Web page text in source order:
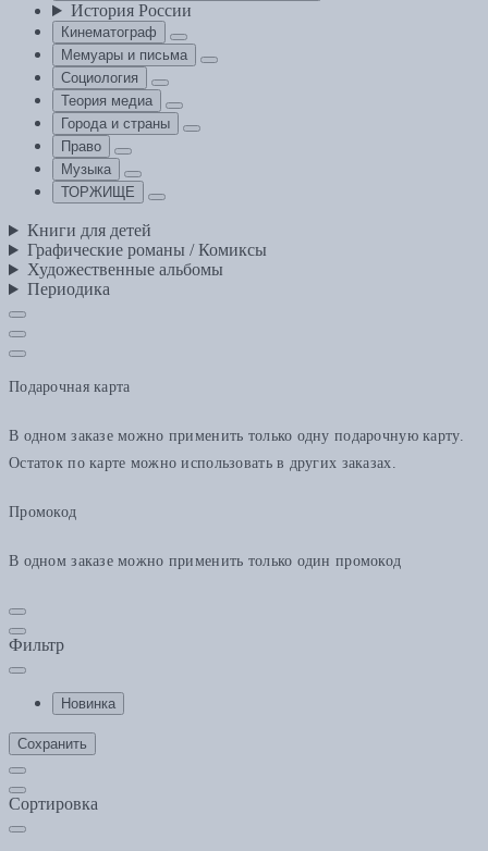
История России
Кинематограф
Мемуары и письма
Социология
Теория медиа
Города и страны
Право
Музыка
ТОРЖИЩЕ
Книги для детей
Графические романы / Комиксы
Художественные альбомы
Периодика
Подарочная карта
В одном заказе можно применить только одну подарочную карту.
Остаток по карте можно использовать в других заказах.
Промокод
В одном заказе можно применить только один промокод
Фильтр
Новинка
Сохранить
Сортировка